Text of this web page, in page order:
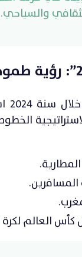
والسياحي.
العالم لكرة